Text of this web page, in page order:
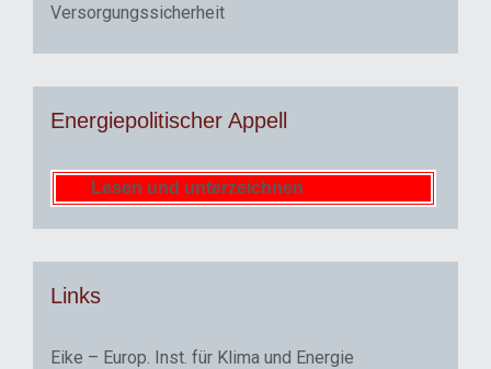
Versorgungssicherheit
Energiepolitischer Appell
Lesen und unterzeichnen
Links
Eike – Europ. Inst. für Klima und Energie